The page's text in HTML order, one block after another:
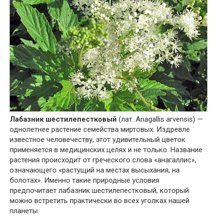
Лабазник шестилепестковый (лат. Anagallis arvensis) —
однолетнее растение семейства миртовых. Издревле
известное человечеству, этот удивительный цветок
применяется в медицинских целях и не только. Название
растения происходит от греческого слова «анагаллис»,
означающего «растущий на местах высыхания, на
болотах». Именно такие природные условия
предпочитает лабазник шестилепестковый, который
можно встретить практически во всех уголках нашей
планеты.